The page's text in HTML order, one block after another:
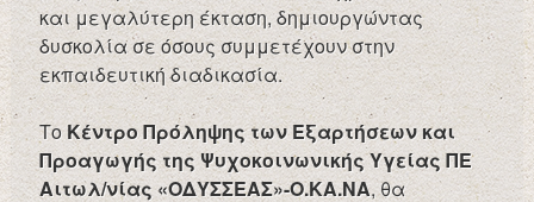
και μεγαλύτερη έκταση, δημιουργώντας
δυσκολία σε όσους συμμετέχουν στην
εκπαιδευτική διαδικασία.
ΤοΚέντρο Πρόληψης των Εξαρτήσεων και
Προαγωγής της Ψυχοκοινωνικής Υγείας ΠΕ
Αιτωλ/νίας «ΟΔΥΣΣΕΑΣ»-Ο.ΚΑ.ΝΑ, θα